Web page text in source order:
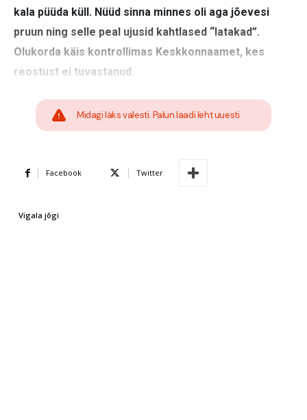
kala püüda küll. Nüüd sinna minnes oli aga jõevesi
pruun ning selle peal ujusid kahtlased “latakad”.
Olukorda käis kontrollimas Keskkonnaamet, kes
reostust ei tuvastanud.
Midagi läks valesti. Palun laadi leht uuesti.
Facebook Twitter
Vigala jõgi